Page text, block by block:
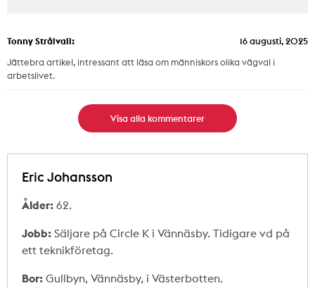
Tonny Strålvall:
16 augusti, 2025
Jättebra artikel, intressant att läsa om människors olika vägval i
arbetslivet.
Visa alla kommentarer
Eric Johansson
Ålder: 62.
Jobb: Säljare på Circle K i Vännäsby. Tidigare vd på
ett teknikföretag.
Bor: Gullbyn, Vännäsby, i Västerbotten.